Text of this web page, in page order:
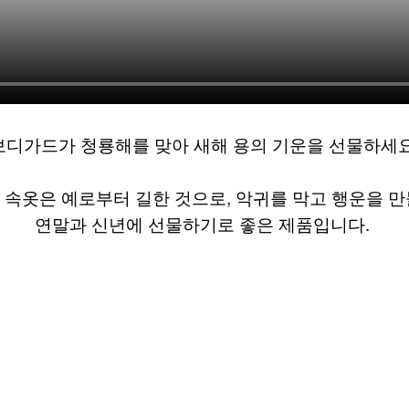
디가드가 청룡해를 맞아 새해 용의 기운을 선물하세
옷은 예로부터 길한 것으로, 악귀를 막고 행운을 만
연말과 신년에 선물하기로 좋은 제품입니다.